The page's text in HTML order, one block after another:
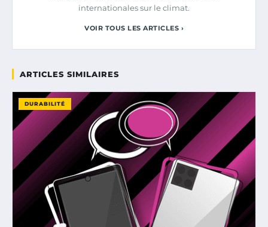
internationales sur le climat.
VOIR TOUS LES ARTICLES ›
ARTICLES SIMILAIRES
DURABILITÉ